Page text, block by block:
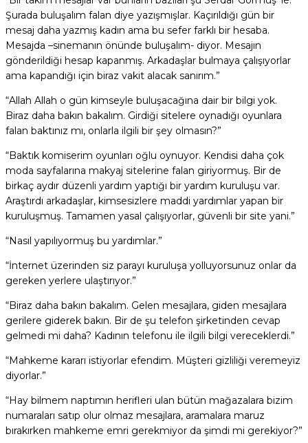
Şurada buluşalım falan diye yazışmışlar. Kaçırıldığı gün bir
mesaj daha yazmış kadın ama bu sefer farklı bir hesaba.
Mesajda –sinemanın önünde buluşalım- diyor. Mesajın
gönderildiği hesap kapanmış. Arkadaşlar bulmaya çalışıyorlar
ama kapandığı için biraz vakit alacak sanırım.”
“Allah Allah o gün kimseyle buluşacağına dair bir bilgi yok.
Biraz daha bakın bakalım. Girdiği sitelere oynadığı oyunlara
falan baktınız mı, onlarla ilgili bir şey olmasın?”
“Baktık komiserim oyunları oğlu oynuyor. Kendisi daha çok
moda sayfalarına makyaj sitelerine falan giriyormuş. Bir de
birkaç aydır düzenli yardım yaptığı bir yardım kuruluşu var.
Araştırdı arkadaşlar, kimsesizlere maddi yardımlar yapan bir
kuruluşmuş. Tamamen yasal çalışıyorlar, güvenli bir site yani.”
“Nasıl yapılıyormuş bu yardımlar.”
“İnternet üzerinden siz parayı kuruluşa yolluyorsunuz onlar da
gereken yerlere ulaştırıyor.”
“Biraz daha bakın bakalım. Gelen mesajlara, giden mesajlara
gerilere giderek bakın. Bir de şu telefon şirketinden cevap
gelmedi mi daha? Kadının telefonu ile ilgili bilgi vereceklerdi.”
“Mahkeme kararı istiyorlar efendim. Müşteri gizliliği veremeyiz
diyorlar.”
“Hay bilmem naptımın herifleri ulan bütün mağazalara bizim
numaraları satıp olur olmaz mesajlara, aramalara maruz
bırakırken mahkeme emri gerekmiyor da şimdi mi gerekiyor?”